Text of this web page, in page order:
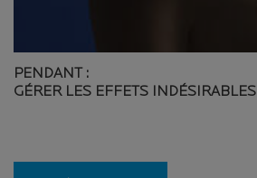
PENDANT :
GÉRER LES EFFETS INDÉSIRABLES